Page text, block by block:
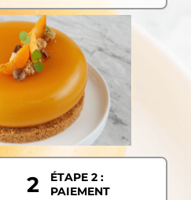
2
ÉTAPE 2 :
PAIEMENT